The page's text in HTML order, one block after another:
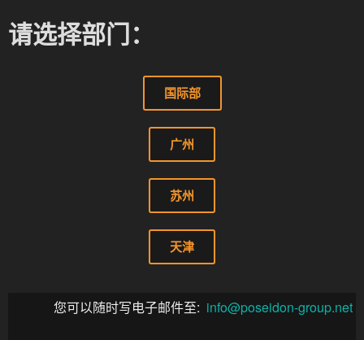
请选择部门：
国际部
广州
苏州
天津
您可以随时写电子邮件至: info@poseidon-group.net